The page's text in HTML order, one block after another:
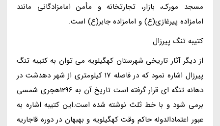
مسجد مورک، بازار، تجارتخانه و مأمن امامزادگانی مانند
امامزاده پیرغازی(ع) و امامزاده جابر(ع) است.
کتیبه تنگ پیرزال
از دیگر آثار تاریخی شهرستان کهگیلویه می توان به کتیبه تنگ
پیرزال اشاره نمود که در فاصله 17 کیلومتری از شهر دهدشت در
دهانه تنگه ای قرار گرفته است تاریخ آن به 1296هجری شمسی
برمی شود و با خط ثلث نوشته شده است.این کتیبه اشاره به
عبور اعتمادالدوله حاکم وقت کهگیلویه و بهبهان در دوره قاجاریه